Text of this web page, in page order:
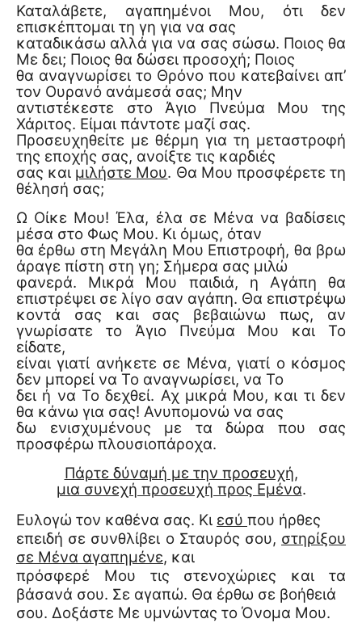
Καταλάβετε, αγαπημένοι Μου, ότι δεν
επισκέπτομαι τη γη για να σας
καταδικάσω αλλά για να σας σώσω. Ποιος θα
Με δει; Ποιος θα δώσει προσοχή; Ποιος
θα αναγνωρίσει το Θρόνο που κατεβαίνει απ’
τον Ουρανό ανάμεσά σας; Μην
αντιστέκεστε στο Άγιο Πνεύμα Μου της
Χάριτος. Είμαι πάντοτε μαζί σας.
Προσευχηθείτε με θέρμη για τη μεταστροφή
της εποχής σας, ανοίξτε τις καρδιές
σας και μιλήστε Μου. Θα Μου προσφέρετε τη
θέλησή σας;
Ω Οίκε Μου! Έλα, έλα σε Μένα να βαδίσεις
μέσα στο Φως Μου. Κι όμως, όταν
θα έρθω στη Μεγάλη Μου Επιστροφή, θα βρω
άραγε πίστη στη γη; Σήμερα σας μιλώ
φανερά. Μικρά Μου παιδιά, η Αγάπη θα
επιστρέψει σε λίγο σαν αγάπη. Θα επιστρέψω
κοντά σας και σας βεβαιώνω πως, αν
γνωρίσατε το Άγιο Πνεύμα Μου και Το
είδατε,
είναι γιατί ανήκετε σε Μένα, γιατί ο κόσμος
δεν μπορεί να Το αναγνωρίσει, να Το
δει ή να Το δεχθεί. Αχ μικρά Μου, και τι δεν
θα κάνω για σας! Ανυπομονώ να σας
δω ενισχυμένους με τα δώρα που σας
προσφέρω πλουσιοπάροχα.
Πάρτε δύναμή με την προσευχή,
μια συνεχή προσευχή προς Εμένα.
Ευλογώ τον καθένα σας. Κι εσύ που ήρθες
επειδή σε συνθλίβει ο Σταυρός σου, στηρίξου
σε Μένα αγαπημένε, και
πρόσφερέ Μου τις στενοχώριες και τα
βάσανά σου. Σε αγαπώ. Θα έρθω σε βοήθειά
σου. Δοξάστε Με υμνώντας το Όνομα Μου.